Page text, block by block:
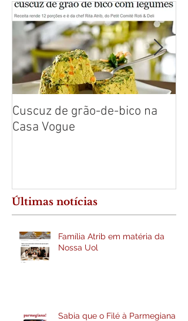
Cuscuz de grão-de-bico na
Casa Vogue
Últimas notícias
Família Atrib em matéria da
Nossa Uol
Sabia que o Filé à Parmegiana é